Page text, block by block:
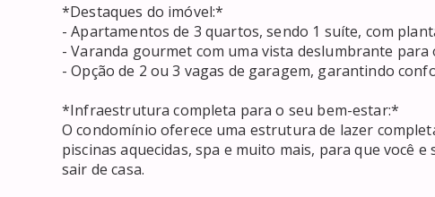
*Destaques do imóvel:*
- Apartamentos de 3 quartos, sendo 1 suíte, com
- Varanda gourmet com uma vista deslumbrante
- Opção de 2 ou 3 vagas de garagem, garantindo
*Infraestrutura completa para o seu bem-estar:*
O condomínio oferece uma estrutura de lazer
piscinas aquecidas, spa e muito mais, para que você
sair de casa.